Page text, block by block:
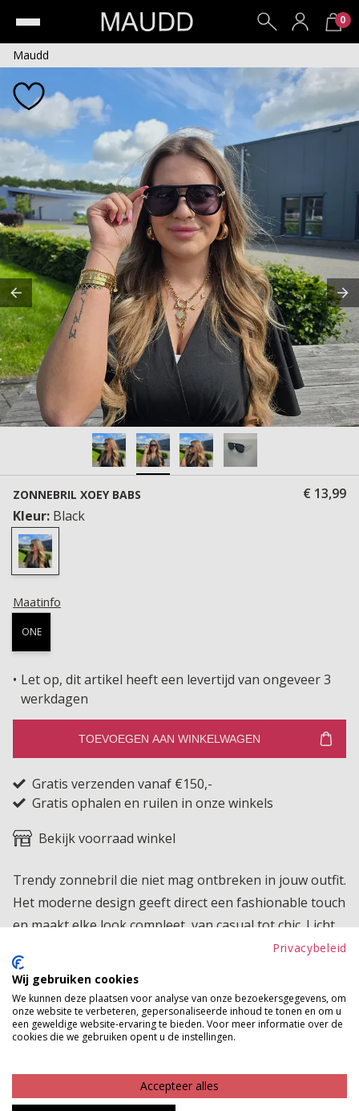
0
Maudd
ZONNEBRIL XOEY BABS
€ 13,99
Kleur: Black
Maatinfo
ONE
Let op, dit artikel heeft een levertijd van ongeveer 3
werkdagen
TOEVOEGEN AAN WINKELWAGEN
Gratis verzenden vanaf €150,-
Gratis ophalen en ruilen in onze winkels
Bekijk voorraad winkel
Trendy zonnebril die niet mag ontbreken in jouw outfit.
Het moderne design geeft direct een fashionable touch
en maakt elke look compleet, van casual tot chic. Licht
en comfortabel om te dragen, perfect voor zonnige
dagen en eindeloos te combineren met al jouw
favoriete outfits. Een echte musthave voor dit seizoen.
Betaalinformatie
Privacybeleid
Wij gebruiken cookies
We kunnen deze plaatsen voor analyse van onze bezoekersgegevens, om
onze website te verbeteren, gepersonaliseerde inhoud te tonen en om u
een geweldige website-ervaring te bieden. Voor meer informatie over de
cookies die we gebruiken opent u de instellingen.
Accepteer alles